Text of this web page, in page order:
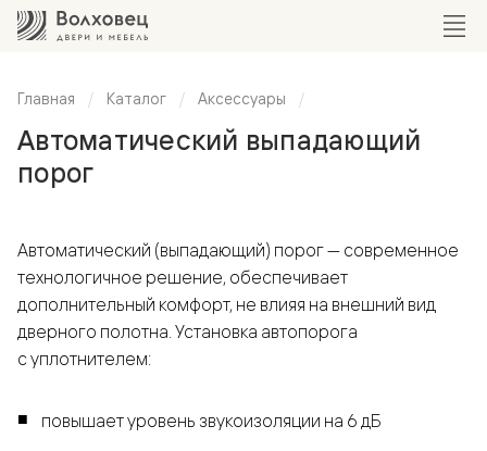
Главная Каталог Аксессуары
Автоматический выпадающий
порог
Автоматический (выпадающий) порог — современное
технологичное решение, обеспечивает
дополнительный комфорт, не влияя на внешний вид
дверного полотна. Установка автопорога
с уплотнителем:
повышает уровень звукоизоляции на 6 дБ